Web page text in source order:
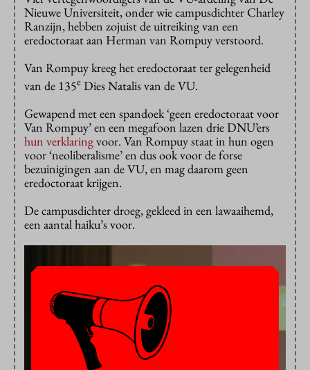
Nieuwe Universiteit, onder wie campusdichter Charley
Ranzijn, hebben zojuist de uitreiking van een
eredoctoraat aan Herman van Rompuy verstoord.
Van Rompuy kreeg het eredoctoraat ter gelegenheid
van de 135e Dies Natalis van de VU.
Gewapend met een spandoek ‘geen eredoctoraat voor
Van Rompuy’ en een megafoon lazen drie DNU’ers
hun verklaringvoor. Van Rompuy staat in hun ogen
voor ‘neoliberalisme’ en dus ook voor de forse
bezuinigingen aan de VU, en mag daarom geen
eredoctoraat krijgen.
De campusdichter droeg, gekleed in een lawaaihemd,
een aantal haiku’s voor.